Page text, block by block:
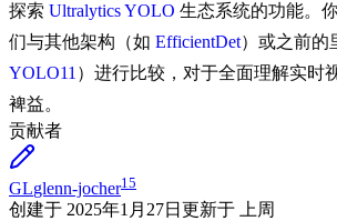
探索 Ultralytics YOLO 生态系统的功能。
们与其他架构（如 EfficientDet）或之前的
YOLO11 ）进行比较，对于全面理解实时
裨益。
贡献者
GLglenn-jocher15
创建于 2025年1月27日 更新于 上周